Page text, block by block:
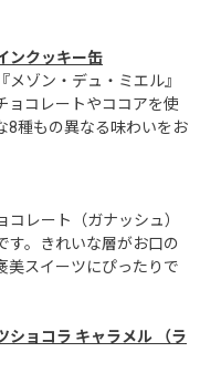
ンクッキー缶
ゾン・デュ・ミエル』
ョコレートやココアを使
8種もの異なる味わいをお
レート（ガナッシュ）
す。きれいな層がお口の
美スイーツにぴったりで
ショコラ キャラメル （ラ